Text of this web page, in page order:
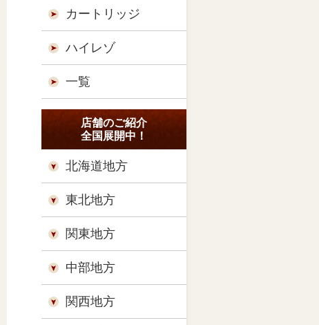
カートリッジ
ハイレゾ
一覧
店舗のご紹介
全国展開中！
北海道地方
東北地方
関東地方
中部地方
関西地方